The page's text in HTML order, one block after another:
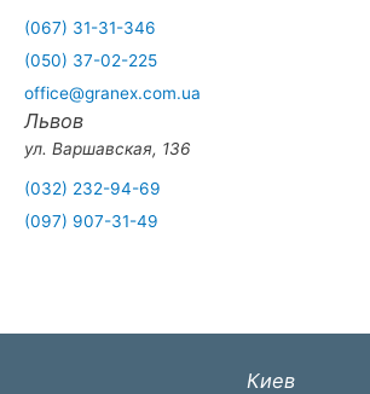
(067) 31-31-346
(050) 37-02-225
office@granex.com.ua
Львов
ул. Варшавская, 136
(032) 232-94-69
(097) 907-31-49
Киев